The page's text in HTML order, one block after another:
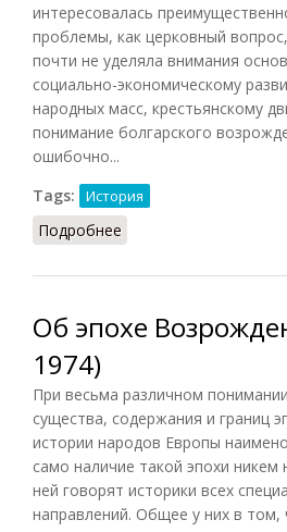
интересовалась
проблемы, как церковный
почти не уделяла внимания
социально-экономическому
народных масс, крестьянскому
понимание болгарского
ошибочно...
Tags:
История
Подробнее
Об эпохе
1974)
При весьма различном
существа, содержания и границ
истории народов Европы
само наличие такой эпохи никем
ней говорят историки всех
направлений. Общее у них в